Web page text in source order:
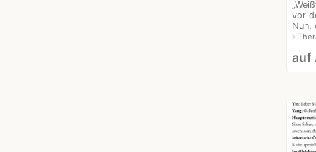
vor
Nun,
navigate_next
auf